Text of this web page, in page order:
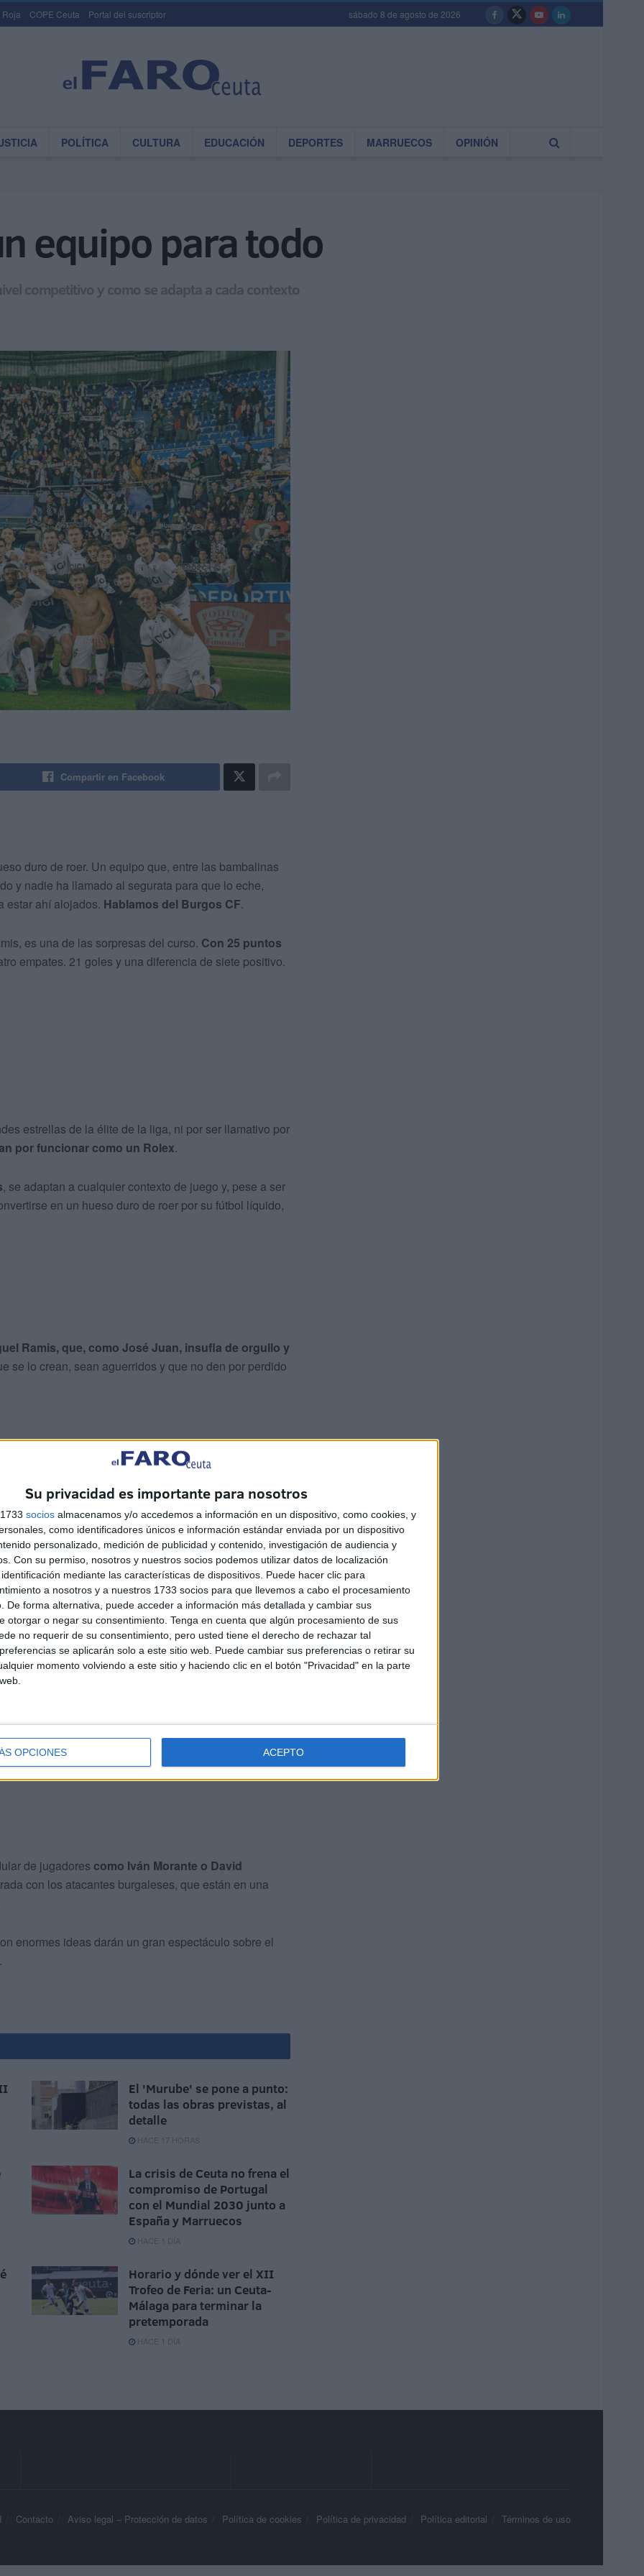
Su privacidad es importante para nosotros
socios almacenamos y/o accedemos a información en un dispositivo, como cookies, y
como identificadores únicos e información estándar enviada por un dispositivo
personalizado, medición de publicidad y contenido, investigación de audiencia y
Con su permiso, nosotros y nuestros socios podemos utilizar datos de localización
mediante las características de dispositivos. Puede hacer clic para
a nosotros y a nuestros 1733 socios para que llevemos a cabo el procesamiento
De forma alternativa, puede acceder a información más detallada y cambiar sus
otorgar o negar su consentimiento. Tenga en cuenta que algún procesamiento de sus
no requerir de su consentimiento, pero usted tiene el derecho de rechazar tal
se aplicarán solo a este sitio web. Puede cambiar sus preferencias o retirar su
momento volviendo a este sitio y haciendo clic en el botón "Privacidad" en la parte
OPCIONES ACEPTO
Roja COPE Ceuta Portal del suscriptor sábado 8 de agosto de 2026
POLÍTICA CULTURA EDUCACIÓN DEPORTES MARRUECOS OPINIÓN
equipo para todo
competitivo y como se adapta a cada contexto
Compartir en Facebook
duro de roer. Un equipo que, entre las bambalinas
y nadie ha llamado al segurata para que lo eche,
estar ahí alojados. Hablamos del Burgos CF.
es una de las sorpresas del curso. Con 25 puntos
empates. 21 goles y una diferencia de siete positivo.
estrellas de la élite de la liga, ni por ser llamativo por
por funcionar como un Rolex.
, se adaptan a cualquier contexto de juego y, pese a ser
en un hueso duro de roer por su fútbol líquido,
Ramis, que, como José Juan, insufla de orgullo y
se lo crean, sean aguerridos y que no den por perdido
estelares, nombres gran cartel y caras que
jugadores que han encontrado su ecosistema y están
su mejor nivel. El meta pamplonica ha
de gran mérito.
sobre el verde
sostener la defensa abrumadora. Y por otro, Álex
El lateral procedente del CD Lugo está siendo
en defensa.
de jugadores como Iván Morante o David
con los atacantes burgaleses, que están en una
enormes ideas darán un gran espectáculo sobre el
El 'Murube' se pone a punto:
todas las obras previstas, al
detalle
HACE 17 HORAS
La crisis de Ceuta no frena el
compromiso de Portugal
con el Mundial 2030 junto a
España y Marruecos
HACE 1 DÍA
Horario y dónde ver el XII
Trofeo de Feria: un Ceuta-
Málaga para terminar la
pretemporada
HACE 1 DÍA
Contacto Aviso legal – Protección de datos Política de cookies Política de privacidad Política editorial Términos de uso